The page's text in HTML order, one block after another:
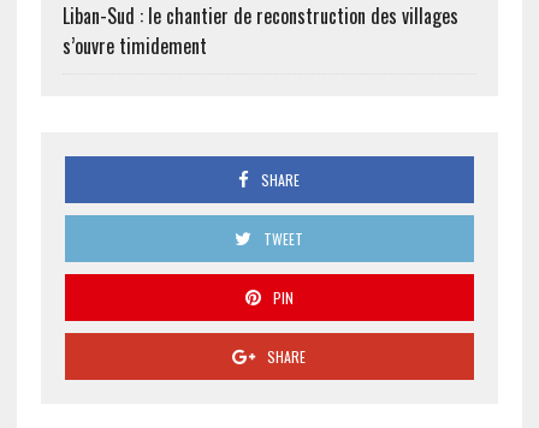
Liban-Sud : le chantier de reconstruction des villages
s’ouvre timidement
SHARE
TWEET
PIN
SHARE